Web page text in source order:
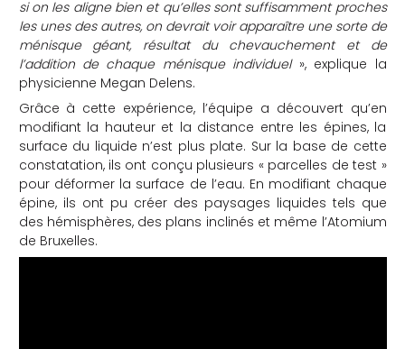
si on les aligne bien et qu’elles sont suffisamment proches
les unes des autres, on devrait voir apparaître une sorte de
ménisque géant, résultat du chevauchement et de
l’addition de chaque ménisque individuel», explique la
physicienne Megan Delens.
Grâce à cette expérience, l’équipe a découvert qu’en
modifiant la hauteur et la distance entre les épines, la
surface du liquide n’est plus plate. Sur la base de cette
constatation, ils ont conçu plusieurs « parcelles de test »
pour déformer la surface de l’eau. En modifiant chaque
épine, ils ont pu créer des paysages liquides tels que
des hémisphères, des plans inclinés et même l’Atomium
de Bruxelles.